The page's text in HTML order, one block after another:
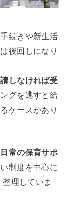
続きや新生活
後回しになり
しなければ受
グを逃すと給
ケースがあり
常の保育サポ
制度を中心に
理していま